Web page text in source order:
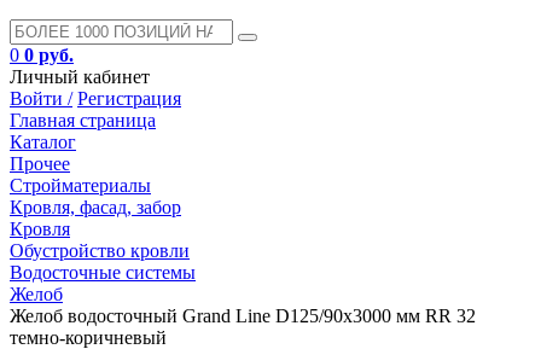
0 0 руб.
Личный кабинет
Войти / Регистрация
Главная страница
Каталог
Прочее
Стройматериалы
Кровля, фасад, забор
Кровля
Обустройство кровли
Водосточные системы
Желоб
Желоб водосточный Grand Line D125/90х3000 мм RR 32
темно-коричневый